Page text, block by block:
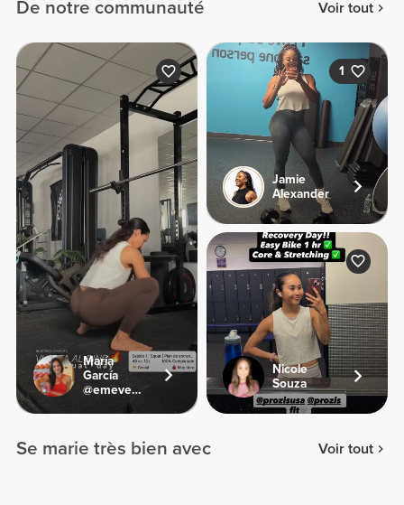
De notre communauté Voir tout
María
García
@emevegana
1
Jamie
Alexander
Nicole
Souza
Se marie très bien avec Voir tout